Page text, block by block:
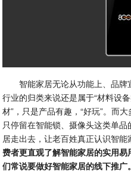
智能家居无论从功能上、品
行业的归类来说还是属于“材料设
材”，只是产品有趣，“好玩”。而
只停留在智能锁、摄像头这类单品
居走出去，让老百姓真正认识智
费者更直观了解智能家居的实用
们常说要做好智能家居的线下推广。